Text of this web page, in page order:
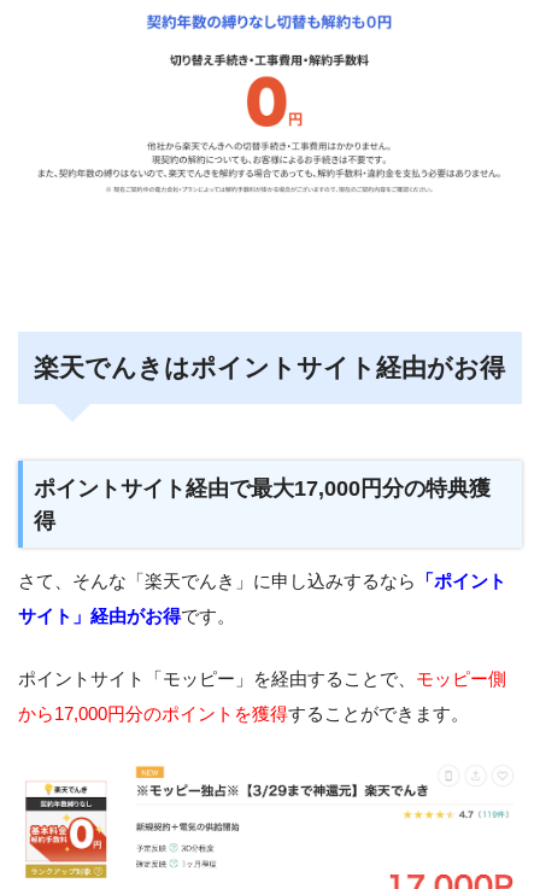
楽天でんきはポイントサイト経由がお得
ポイントサイト経由で最大17,000円分の特典獲
得
さて、そんな「楽天でんき」に申し込みするなら
「ポイント
サイト」経由がお得です。
ポイントサイト「モッピー」を経由することで、 モッピー側
から17,000円分のポイントを獲得することができます。